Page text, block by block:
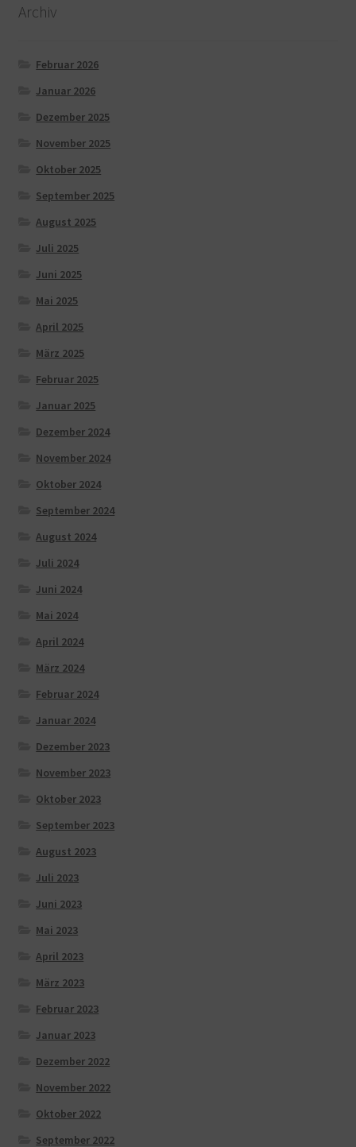
Archiv
Februar 2026
Januar 2026
Dezember 2025
November 2025
Oktober 2025
September 2025
August 2025
Juli 2025
Juni 2025
Mai 2025
April 2025
März 2025
Februar 2025
Januar 2025
Dezember 2024
November 2024
Oktober 2024
September 2024
August 2024
Juli 2024
Juni 2024
Mai 2024
April 2024
März 2024
Februar 2024
Januar 2024
Dezember 2023
November 2023
Oktober 2023
September 2023
August 2023
Juli 2023
Juni 2023
Mai 2023
April 2023
März 2023
Februar 2023
Januar 2023
Dezember 2022
November 2022
Oktober 2022
September 2022